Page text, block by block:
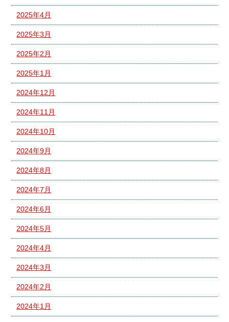
2025年4月
2025年3月
2025年2月
2025年1月
2024年12月
2024年11月
2024年10月
2024年9月
2024年8月
2024年7月
2024年6月
2024年5月
2024年4月
2024年3月
2024年2月
2024年1月